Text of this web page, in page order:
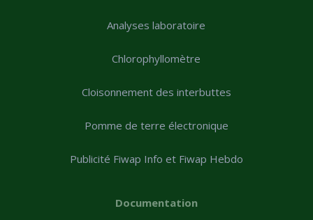
Analyses laboratoire
Chlorophyllomètre
Cloisonnement des interbuttes
Pomme de terre électronique
Publicité Fiwap Info et Fiwap Hebdo
Documentation